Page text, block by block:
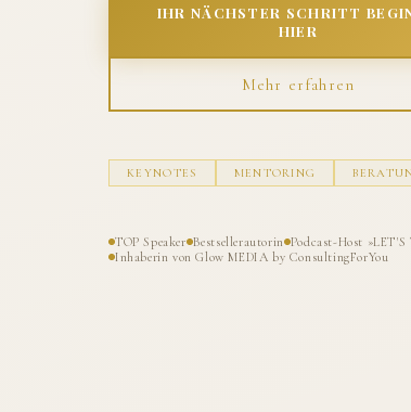
IHR NÄCHSTER SCHRITT
HIER
Mehr erfahren
KEYNOTES MENTORING
TOP Speaker Bestsellerautorin Podcast-Host
Inhaberin von Glow MEDIA by ConsultingForYou